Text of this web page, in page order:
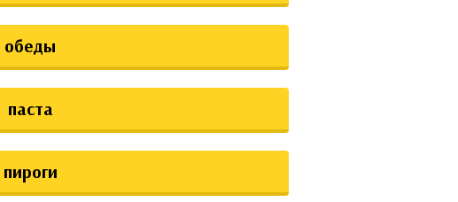
обеды
паста
пироги